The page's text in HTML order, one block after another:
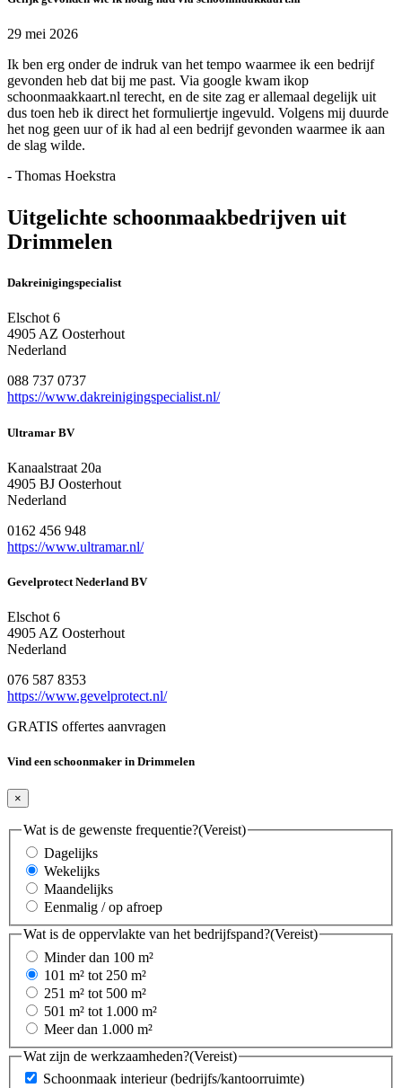
29 mei 2026
Ik ben erg onder de indruk van het tempo waarmee ik een bedrijf
gevonden heb dat bij me past. Via google kwam ikop
schoonmaakkaart.nl terecht, en de site zag er allemaal degelijk uit
dus toen heb ik direct het formuliertje ingevuld. Volgens mij duurde
het nog geen uur of ik had al een bedrijf gevonden waarmee ik aan
de slag wilde.
- Thomas Hoekstra
Uitgelichte schoonmaakbedrijven uit
Drimmelen
Dakreinigingspecialist
Elschot 6
4905 AZ Oosterhout
Nederland
088 737 0737
https://www.dakreinigingspecialist.nl/
Ultramar BV
Kanaalstraat 20a
4905 BJ Oosterhout
Nederland
0162 456 948
https://www.ultramar.nl/
Gevelprotect Nederland BV
Elschot 6
4905 AZ Oosterhout
Nederland
076 587 8353
https://www.gevelprotect.nl/
GRATIS offertes aanvragen
Vind een schoonmaker in Drimmelen
×
Wat is de gewenste frequentie?(Vereist)
Dagelijks
Wekelijks
Maandelijks
Eenmalig / op afroep
Wat is de oppervlakte van het bedrijfspand?(Vereist)
Minder dan 100 m²
101 m² tot 250 m²
251 m² tot 500 m²
501 m² tot 1.000 m²
Meer dan 1.000 m²
Wat zijn de werkzaamheden?(Vereist)
Schoonmaak interieur (bedrijfs/kantoorruimte)